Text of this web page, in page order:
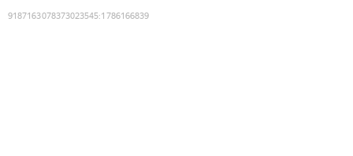
9187163078373023545:1786166839